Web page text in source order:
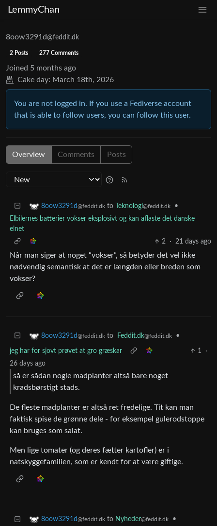
LemmyChan
8oow3291d@feddit.dk
2 Posts 277 Comments
Joined 5 months ago
Cake day: March 18th, 2026
You are not logged in. If you use a Fediverse account
that is able to follow users, you can follow this user.
Overview Comments Posts
8oow3291d@feddit.dk to Teknologi@feddit.dk
•
Elbilernes batterier vokser eksplosivt og kan aflaste det danske
elnet
2
· 21 days ago
Når man siger at noget “vokser”, så betyder det vel ikke
nødvendig semantisk at det er længden eller breden som
vokser?
8oow3291d@feddit.dk to Feddit.dk@feddit.dk •
jeg har for sjovt prøvet at gro græskar 1
·
26 days ago
så er sådan nogle madplanter altså bare noget
kradsbørstigt stads.
De fleste madplanter er altså ret fredelige. Tit kan man
faktisk spise de grønne dele - for eksempel gulerodstoppe
kan bruges som salat.
Men lige tomater (og deres fætter kartofler) er i
natskyggefamilien, som er kendt for at være giftige.
8oow3291d@feddit.dk to Nyheder@feddit.dk •